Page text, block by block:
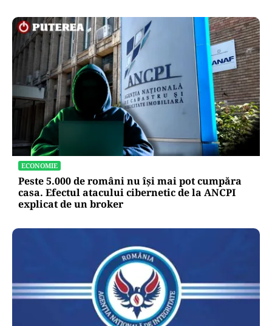
ECONOMIE
Peste 5.000 de români nu își mai pot cumpăra
casa. Efectul atacului cibernetic de la ANCPI
explicat de un broker